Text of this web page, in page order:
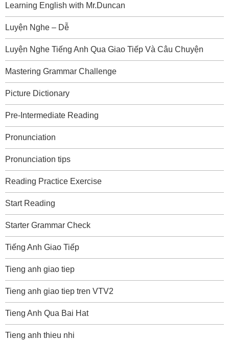
Learning English with Mr.Duncan
Luyện Nghe – Dễ
Luyện Nghe Tiếng Anh Qua Giao Tiếp Và Câu Chuyện
Mastering Grammar Challenge
Picture Dictionary
Pre-Intermediate Reading
Pronunciation
Pronunciation tips
Reading Practice Exercise
Start Reading
Starter Grammar Check
Tiếng Anh Giao Tiếp
Tieng anh giao tiep
Tieng anh giao tiep tren VTV2
Tieng Anh Qua Bai Hat
Tieng anh thieu nhi